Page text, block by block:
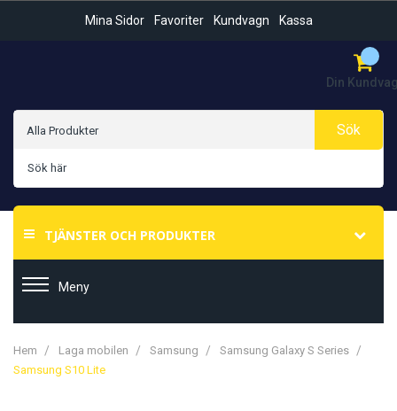
Mina Sidor Favoriter Kundvagn Kassa
Din
Sök
TJÄNSTER OCH PRODUKTER
Meny
Hem Laga mobilen Samsung
Samsung Galaxy S Series
Samsung S10 Lite